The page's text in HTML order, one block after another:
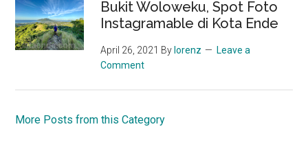
Bukit Woloweku, Spot Foto
Instagramable di Kota Ende
April 26, 2021 By lorenz
Leave a
Comment
More Posts from this Category